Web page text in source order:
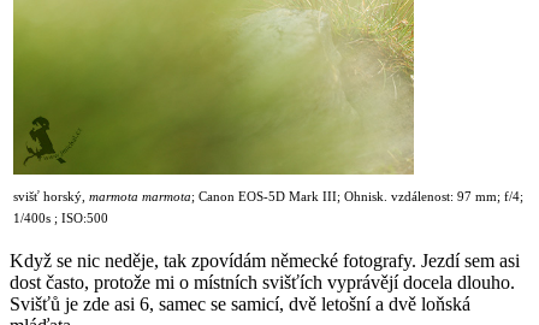
svišť horský, marmota marmota; Canon EOS-5D Mark III; Ohnisk. vzdálenost: 97 mm; f/4;
1/400s ; ISO:500
Když se nic neděje, tak zpovídám německé fotografy. Jezdí sem asi
dost často, protože mi o místních svišťích vyprávějí docela dlouho.
Svišťů je zde asi 6, samec se samicí, dvě letošní a dvě loňská